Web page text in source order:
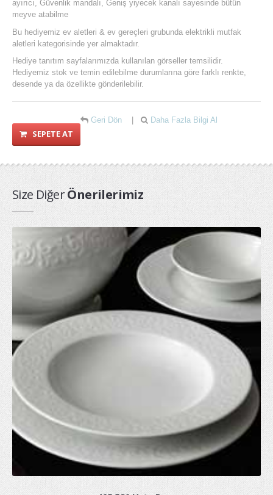
ayırıcı, Güvenlik mandalı, Geniş yiyecek kanalı sayesinde bütün
meyve atabilme
Bu hediyemiz ev aletleri & ev gereçleri grubunda elektrikli mutfak
aletleri kategorisinde yer almaktadır.
Hediye tanıtım sayfalarımızda kullanılan görseller temsilidir.
Hediyemiz stok ve temin edilebilme durumlarına göre farklı renkte,
desende ya da özellikte gönderilebilir.
Geri Dön Daha Fazla Bilgi Al
SEPETE AT
Size DiğerÖnerilerimiz